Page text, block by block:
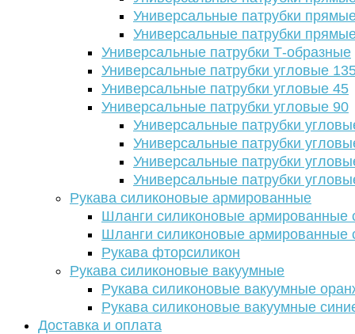
Универсальные патрубки
Универсальные патрубки
Универсальные патрубки Т-образные
Универсальные патрубки угловые
Универсальные патрубки угловые 45
Универсальные патрубки угловые 90
Универсальные патрубки
Универсальные патрубки
Универсальные патрубки
Универсальные патрубки
Рукава силиконовые армированные
Шланги силиконовые армированные
Шланги силиконовые армированные
Рукава фторсиликон
Рукава силиконовые вакуумные
Рукава силиконовые вакуумные
Рукава силиконовые вакуумные
Доставка и оплата